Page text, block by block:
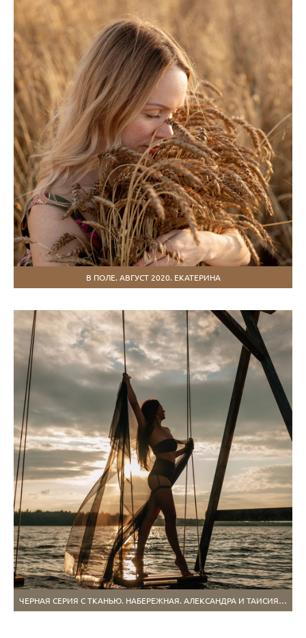
В ПОЛЕ. АВГУСТ 2020. ЕКАТЕРИНА
ЧЕРНАЯ СЕРИЯ С ТКАНЬЮ. НАБЕРЕЖНАЯ. АЛЕКСАНДРА И ТАИСИЯ. ИЮЛЬ 2025 Г.